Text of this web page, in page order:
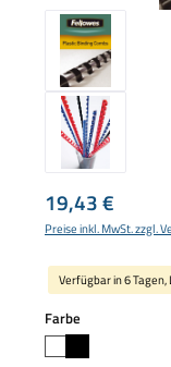
Regulärer Preis:
19,43 €
Preise inkl. MwSt. zzgl.
Verfügbar in 6
Farbe